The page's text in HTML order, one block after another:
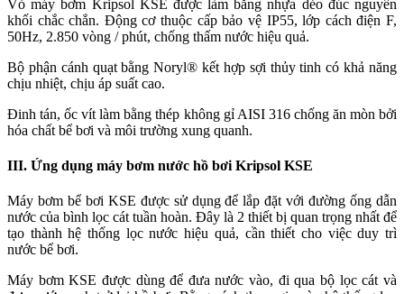
Vỏ máy bơm Kripsol KSE được làm bằng nhựa dẻo đúc nguyên
khối chắc chắn. Động cơ thuộc cấp bảo vệ IP55, lớp cách điện F,
50Hz, 2.850 vòng / phút, chống thấm nước hiệu quả.
Bộ phận cánh quạt bằng Noryl® kết hợp sợi thủy tinh có khả năng
chịu nhiệt, chịu áp suất cao.
Đinh tán, ốc vít làm bằng thép không gỉ AISI 316 chống ăn mòn bởi
hóa chất bể bơi và môi trường xung quanh.
III. Ứng dụng máy bơm nước hồ bơi Kripsol KSE
Máy bơm bể bơi KSE được sử dụng để lắp đặt với đường ống dẫn
nước của bình lọc cát tuần hoàn. Đây là 2 thiết bị quan trọng nhất để
tạo thành hệ thống lọc nước hiệu quả, cần thiết cho việc duy trì
nước bể bơi.
Máy bơm KSE được dùng để đưa nước vào, đi qua bộ lọc cát và